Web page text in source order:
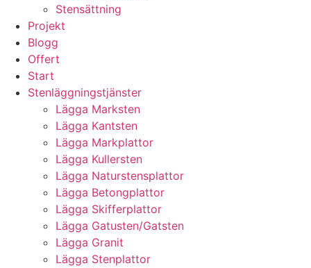
Stensättning
Projekt
Blogg
Offert
Start
Stenläggningstjänster
Lägga Marksten
Lägga Kantsten
Lägga Markplattor
Lägga Kullersten
Lägga Naturstensplattor
Lägga Betongplattor
Lägga Skifferplattor
Lägga Gatusten/Gatsten
Lägga Granit
Lägga Stenplattor